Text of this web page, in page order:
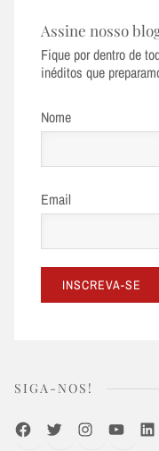
Assine nosso
Fique por dentro de
inéditos que
Nome
Email
SIGA-NOS!
FacebookTwitterInstagramYoutube